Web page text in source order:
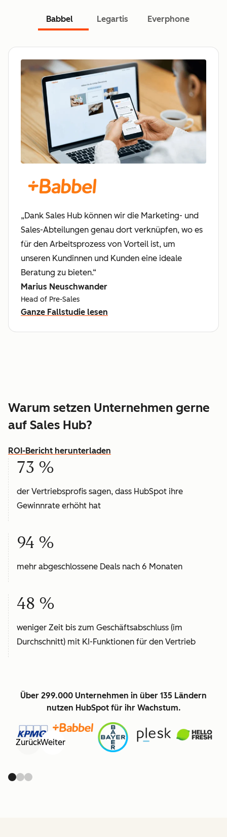
Babbel Legartis Everphone
„Dank Sales Hub können wir die Marketing- und
Sales-Abteilungen genau dort verknüpfen, wo es
für den Arbeitsprozess von Vorteil ist, um
unseren Kundinnen und Kunden eine ideale
Beratung zu bieten.“
Marius Neuschwander
Head of Pre-Sales
Ganze Fallstudie lesen
Warum setzen Unternehmen gerne
auf Sales Hub?
ROI-Bericht herunterladen
73 %
der Vertriebsprofis sagen, dass HubSpot ihre
Gewinnrate erhöht hat
94 %
mehr abgeschlossene Deals nach 6 Monaten
48 %
weniger Zeit bis zum Geschäftsabschluss (im
Durchschnitt) mit KI-Funktionen für den Vertrieb
Über 299.000 Unternehmen in über 135 Ländern
nutzen HubSpot für ihr Wachstum.
ZurückWeiter